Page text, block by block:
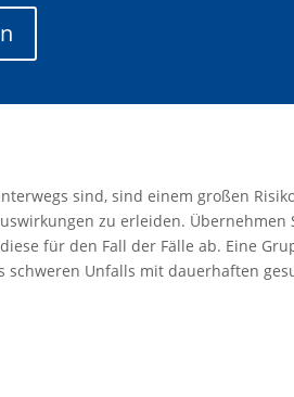
sind, sind einem großen
zu erleiden. Übernehmen
für den Fall der Fälle ab. Eine
schweren Unfalls mit dauerhaften